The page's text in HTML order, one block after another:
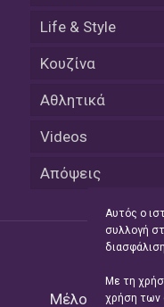
Life & Style
Κουζίνα
Αθλητικά
Videos
Απόψεις
Μέλος του
Αυτός ο
συλλογή
Με τη
χρήση των